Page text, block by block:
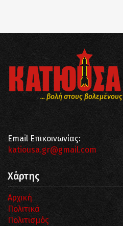
... βολή στους βολεμένους
Email Επικοινωνίας:
katiousa.gr@gmail.com
Χάρτης
Αρχική
Πολιτικά
Πολιτισμός